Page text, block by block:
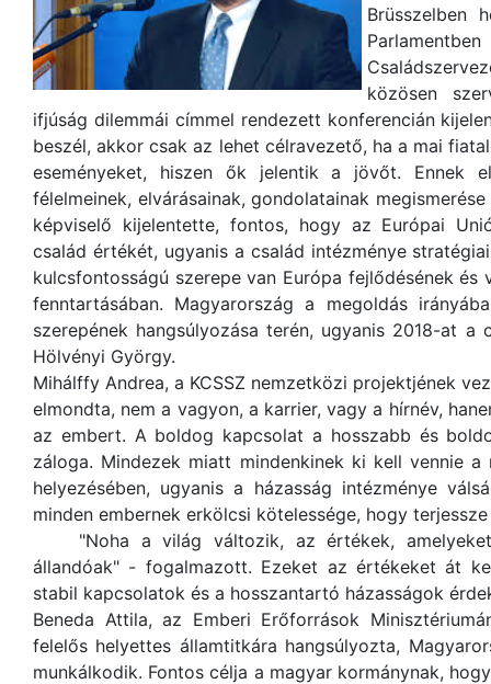
Brüsszelben
közösen
ifjúság dilemmái címmel rendezett konferencián
beszél, akkor csak az lehet célravezető, ha a mai
eseményeket, hiszen ők jelentik a jövőt. Ennek
félelmeinek, elvárásainak, gondolatainak
képviselő kijelentette, fontos, hogy az Európai
család értékét, ugyanis a család intézménye
kulcsfontosságú szerepe van Európa fejlődésének és
fenntartásában. Magyarország a megoldás
szerepének hangsúlyozása terén, ugyanis 2018-at
Hölvényi György.
Mihálffy Andrea, a KCSSZ nemzetközi projektjének
elmondta, nem a vagyon, a karrier, vagy a hírnév,
az embert. A boldog kapcsolat a hosszabb és
záloga. Mindezek miatt mindenkinek ki kell vennie
helyezésében, ugyanis a házasság intézménye
minden embernek erkölcsi kötelessége, hogy
"Noha a világ változik, az értékek, amelyeket
állandóak" - fogalmazott. Ezeket az értékeket át
stabil kapcsolatok és a hosszantartó házasságok
Beneda Attila, az Emberi Erőforrások
felelős helyettes államtitkára hangsúlyozta,
munkálkodik. Fontos célja a magyar kormánynak,